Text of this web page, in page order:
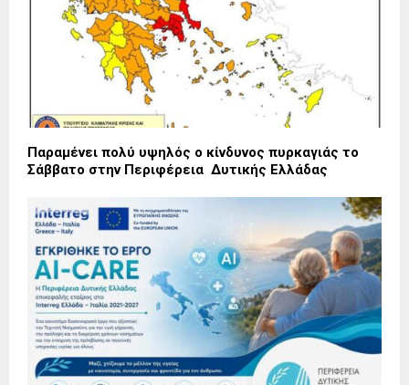
Παραμένει πολύ υψηλός ο κίνδυνος πυρκαγιάς το
Σάββατο στην Περιφέρεια Δυτικής Ελλάδας